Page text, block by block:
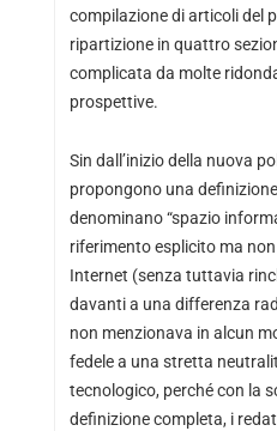
compilazione di articoli del
ripartizione in quattro
complicata da molte
prospettive.
Sin dall’inizio della nuova
propongono una
denominano “spazio
riferimento esplicito ma
Internet (senza tuttavia
davanti a una differenza
non menzionava in alcun
fedele a una stretta
tecnologico, perché con la
definizione completa, i